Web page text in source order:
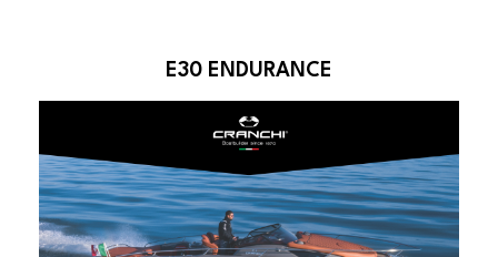
E30 ENDURANCE